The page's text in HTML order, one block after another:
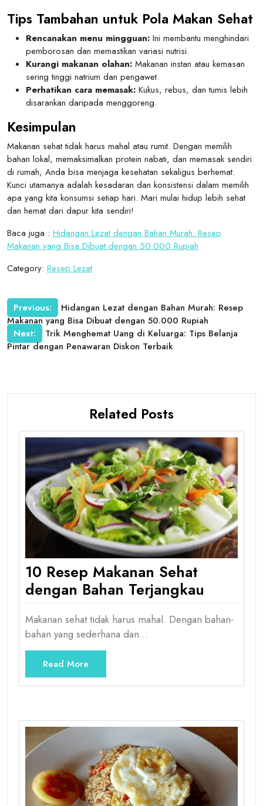
Tips Tambahan untuk Pola Makan Sehat
Rencanakan menu mingguan: Ini membantu menghindari
pemborosan dan memastikan variasi nutrisi.
Kurangi makanan olahan: Makanan instan atau kemasan
sering tinggi natrium dan pengawet.
Perhatikan cara memasak: Kukus, rebus, dan tumis lebih
disarankan daripada menggoreng.
Kesimpulan
Makanan sehat tidak harus mahal atau rumit. Dengan memilih
bahan lokal, memaksimalkan protein nabati, dan memasak sendiri
di rumah, Anda bisa menjaga kesehatan sekaligus berhemat.
Kunci utamanya adalah kesadaran dan konsistensi dalam memilih
apa yang kita konsumsi setiap hari. Mari mulai hidup lebih sehat
dan hemat dari dapur kita sendiri!
Baca juga : Hidangan Lezat dengan Bahan Murah: Resep
Makanan yang Bisa Dibuat dengan 50.000 Rupiah
Category: Resep Lezat
Post
navigation
Previous:
Hidangan Lezat dengan Bahan Murah: Resep
Makanan yang Bisa Dibuat dengan 50.000 Rupiah
Next:
Trik Menghemat Uang di Keluarga: Tips Belanja
Pintar dengan Penawaran Diskon Terbaik
Related Posts
10 Resep Makanan Sehat
dengan Bahan Terjangkau
Makanan sehat tidak harus mahal. Dengan bahan-
bahan yang sederhana dan…
Read More